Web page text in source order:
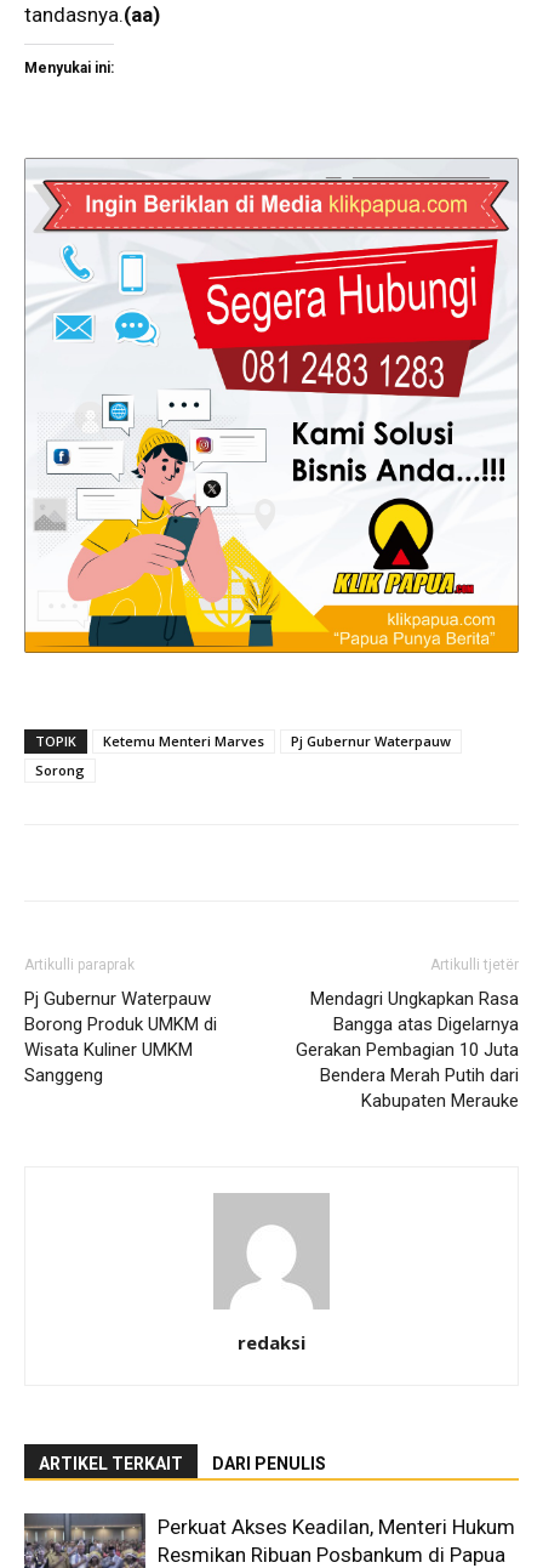
tandasnya.(aa)
Menyukai ini:
TOPIK Ketemu Menteri Marves
Pj Gubernur Waterpauw
Sorong
Artikulli paraprak
Pj Gubernur Waterpauw
Borong Produk UMKM di
Wisata Kuliner UMKM
Sanggeng
Artikulli tjetër
Mendagri Ungkapkan Rasa
Bangga atas Digelarnya
Gerakan Pembagian 10 Juta
Bendera Merah Putih dari
Kabupaten Merauke
redaksi
ARTIKEL TERKAIT DARI PENULIS
Perkuat Akses Keadilan, Menteri Hukum
Resmikan Ribuan Posbankum di Papua